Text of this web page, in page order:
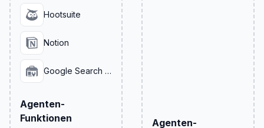
Hootsuite
Notion
Google Search Console
Agenten-
Funktionen
Agenten-